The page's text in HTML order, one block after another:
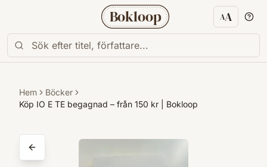
Bokloop AA
Hem
Böcker
Köp IO E TE begagnad – från 150 kr | Bokloop